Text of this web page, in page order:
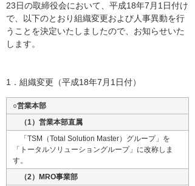
23日の取締役会において、平成18年7月1日付け
で、以下のとおり組織変更および人事異動を行
うことを決定いたしましたので、お知らせいた
します。
1．組織変更（平成18年7月1日付）
○営業本部
（1）営業本部直属
「TSM（Total Solution Master）グループ」を
「トータルソリューショングループ」に改称しま
す。
（2）MRO事業部